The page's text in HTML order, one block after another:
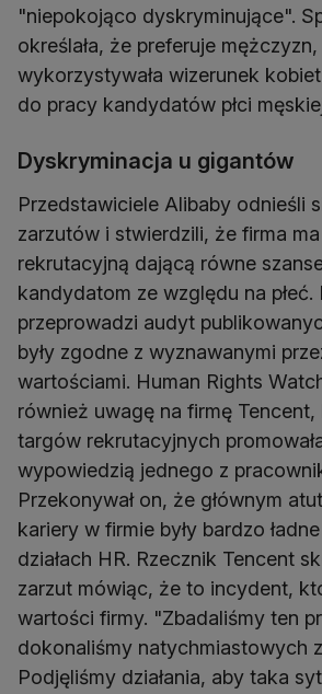
"niepokojąco dyskryminujące".
określała, że preferuje
wykorzystywała wizerunek
do pracy kandydatów płci
Dyskryminacja u gigantów
Przedstawiciele Alibaby odnieśli
zarzutów i stwierdzili, że firma
rekrutacyjną dającą równe
kandydatom ze względu na
przeprowadzi audyt
były zgodne z wyznawanymi
wartościami. Human Rights
również uwagę na firmę
targów rekrutacyjnych
wypowiedzią jednego z
Przekonywał on, że głównym
kariery w firmie były bardzo
działach HR. Rzecznik Tencent
zarzut mówiąc, że to incydent,
wartości firmy. "Zbadaliśmy ten
dokonaliśmy natychmiastowych
Podjęliśmy działania, aby taka